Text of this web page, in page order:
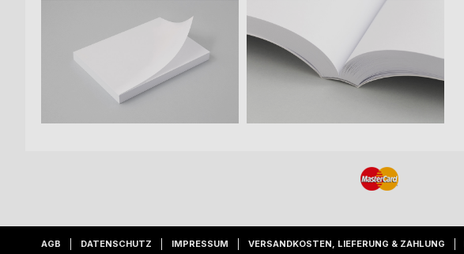
AGB DATENSCHUTZ IMPRESSUM VERSANDKOSTEN, LIEFERUNG & ZAHLUNG